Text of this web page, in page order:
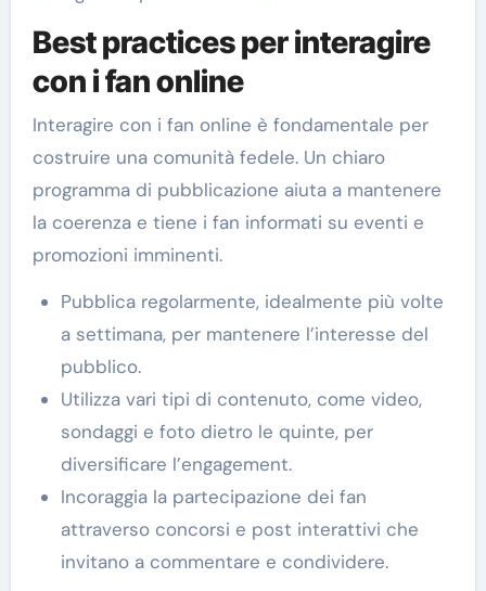
Best practices per interagire
con i fan online
Interagire con i fan online è fondamentale per
costruire una comunità fedele. Un chiaro
programma di pubblicazione aiuta a mantenere
la coerenza e tiene i fan informati su eventi e
promozioni imminenti.
Pubblica regolarmente, idealmente più volte
a settimana, per mantenere l’interesse del
pubblico.
Utilizza vari tipi di contenuto, come video,
sondaggi e foto dietro le quinte, per
diversificare l’engagement.
Incoraggia la partecipazione dei fan
attraverso concorsi e post interattivi che
invitano a commentare e condividere.